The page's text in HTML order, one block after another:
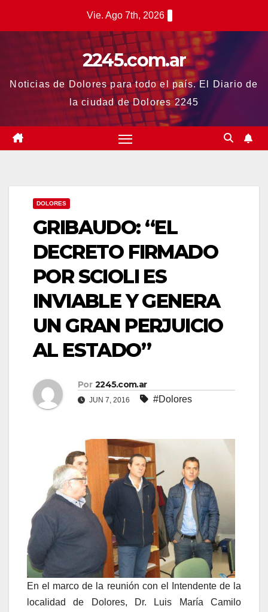
Vie. Ago 7th, 2026
2245.com.ar
Noticias de Dolores para todo el país. El Diario de
la ciudad de Dolores 2245
DOLORES
GRIBAUDO: “EL
DECRETO FIRMADO
POR SCIOLI ES
INVIABLE Y GENERA
UN GRAN PERJUICIO
AL ESTADO”
Por 2245.com.ar
JUN 7, 2016 #Dolores
En el marco de la reunión con el Intendente de la
localidad de Dolores, Dr. Luis María Camilo